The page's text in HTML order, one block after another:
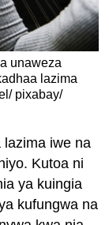
unaweza
lazima
pixabay/
lazima iwe na
Kutoa ni
ya kuingia
kufungwa na